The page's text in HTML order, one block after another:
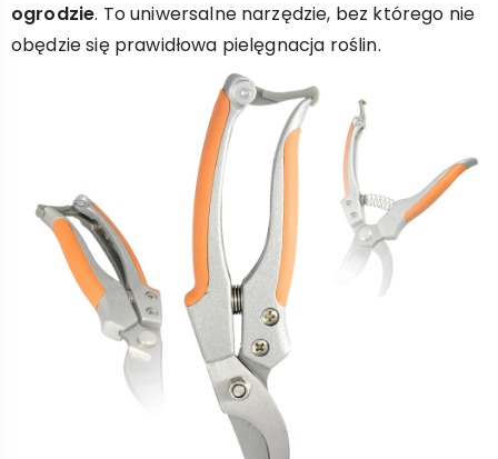
ogrodzie. To uniwersalne narzędzie, bez którego nie
obędzie się prawidłowa pielęgnacja roślin.